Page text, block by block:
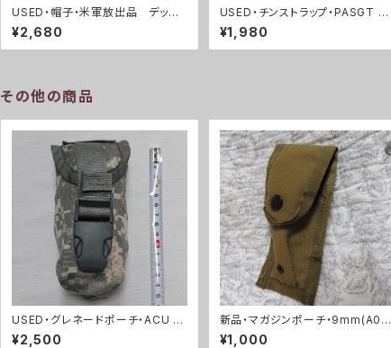
USED・帽子・米軍放出品 デッキ
クルー ヘルメットインナー(A015
6)
¥2,680
USED・チンストラップ・PASGT フ
リッツ ヘルメット チンストラップ
(A0137)
¥1,980
その他の商品
USED・グレネードポーチ・ACU フ
ラッシュバン(A0045)
¥2,500
新品・マガジンポーチ・9mm(A001
3)
¥1,000